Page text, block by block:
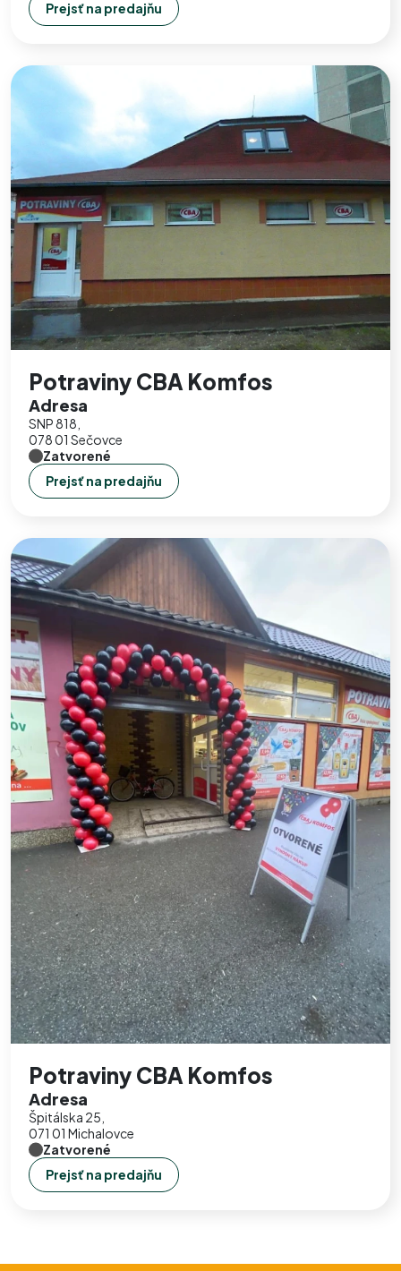
Prejsť na predajňu
Potraviny CBA Komfos
Adresa
SNP 818,
078 01 Sečovce
Zatvorené
Prejsť na predajňu
Potraviny CBA Komfos
Adresa
Špitálska 25,
071 01 Michalovce
Zatvorené
Prejsť na predajňu